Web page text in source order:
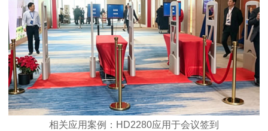
相关应用案例：HD2280应用于会议签到